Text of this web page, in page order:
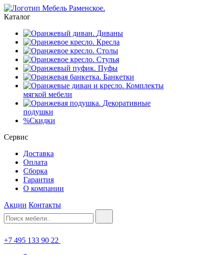
Каталог
Диваны
Кресла
Столы
Стулья
Пуфы
Банкетки
Комплекты
мягкой мебели
Декоративные
подушки
%Скидки
Сервис
Доставка
Оплата
Сборка
Гарантия
О компании
Акции Контакты
+7 495 133 90 22